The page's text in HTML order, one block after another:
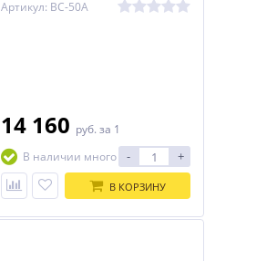
Артикул: ВС-50A
14 160 руб. за 1
В наличии много
- +
В КОРЗИНУ